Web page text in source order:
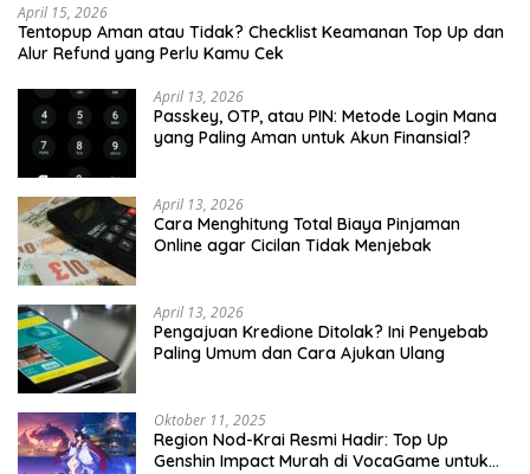
April 15, 2026
Tentopup Aman atau Tidak? Checklist Keamanan Top Up dan
Alur Refund yang Perlu Kamu Cek
April 13, 2026
Passkey, OTP, atau PIN: Metode Login Mana
yang Paling Aman untuk Akun Finansial?
April 13, 2026
Cara Menghitung Total Biaya Pinjaman
Online agar Cicilan Tidak Menjebak
April 13, 2026
Pengajuan Kredione Ditolak? Ini Penyebab
Paling Umum dan Cara Ajukan Ulang
Oktober 11, 2025
Region Nod-Krai Resmi Hadir: Top Up
Genshin Impact Murah di VocaGame untuk